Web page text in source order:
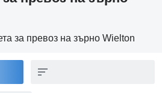
за превоз на зърно Wielton